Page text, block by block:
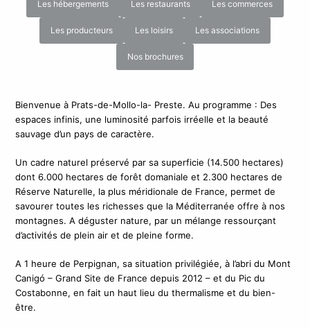
Les hébergements Les restaurants Les commerces
Les producteurs Les loisirs Les associations
Nos brochures
Bienvenue à Prats-de-Mollo-la- Preste. Au programme : Des
espaces infinis, une luminosité parfois irréelle et la beauté
sauvage d’un pays de caractère.
Un cadre naturel préservé par sa superficie (14.500 hectares)
dont 6.000 hectares de forêt domaniale et 2.300 hectares de
Réserve Naturelle, la plus méridionale de France, permet de
savourer toutes les richesses que la Méditerranée offre à nos
montagnes. A déguster nature, par un mélange ressourçant
d’activités de plein air et de pleine forme.
A 1 heure de Perpignan, sa situation privilégiée, à l’abri du Mont
Canigó – Grand Site de France depuis 2012 – et du Pic du
Costabonne, en fait un haut lieu du thermalisme et du bien-
être.